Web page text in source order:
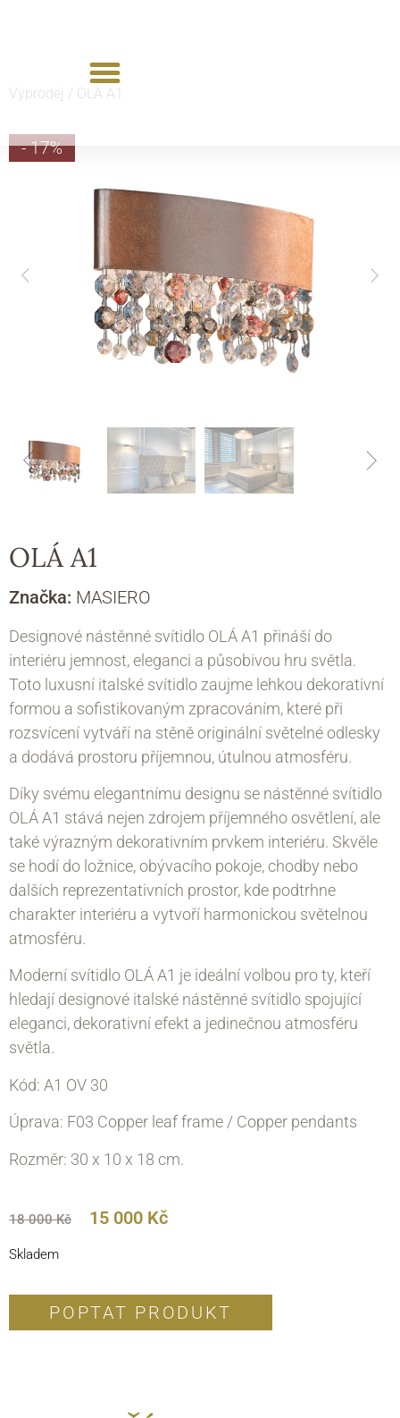
Výprodej / OLÁ A1
- 17%
OLÁ A1
Značka: MASIERO
Designové nástěnné svítidlo OLÁ A1 přináší do
interiéru jemnost, eleganci a působivou hru světla.
Toto luxusní italské svítidlo zaujme lehkou dekorativní
formou a sofistikovaným zpracováním, které při
rozsvícení vytváří na stěně originální světelné odlesky
a dodává prostoru příjemnou, útulnou atmosféru.
Díky svému elegantnímu designu se nástěnné svítidlo
OLÁ A1 stává nejen zdrojem příjemného osvětlení, ale
také výrazným dekorativním prvkem interiéru. Skvěle
se hodí do ložnice, obývacího pokoje, chodby nebo
dalších reprezentativních prostor, kde podtrhne
charakter interiéru a vytvoří harmonickou světelnou
atmosféru.
Moderní svítidlo OLÁ A1 je ideální volbou pro ty, kteří
hledají designové italské nástěnné svítidlo spojující
eleganci, dekorativní efekt a jedinečnou atmosféru
světla.
Kód: A1 OV 30
Úprava: F03 Copper leaf frame / Copper pendants
Rozměr: 30 х 10 х 18 cm.
18 000Kč 15 000 Kč
Skladem
POPTAT PRODUKT